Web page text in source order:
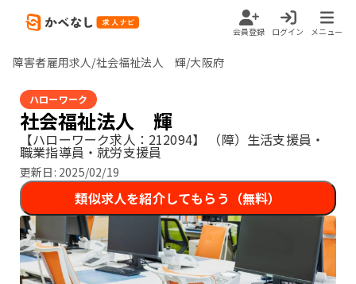
会員登録 ログイン メニュー
障害者雇用求人/社会福祉法人 輝/大阪府
ハローワーク
社会福祉法人 輝
【ハローワーク求人：212094】 （障）生活支援員・
職業指導員・就労支援員
更新日: 2025/02/19
類似求人を紹介してもらう（無料）